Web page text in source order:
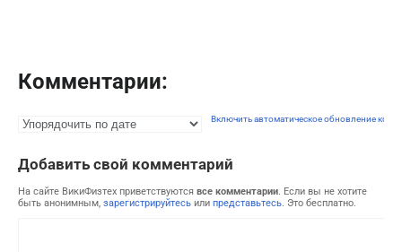
Комментарии:
Включить автоматическое обновление
Добавить свой комментарий
На сайте ВикиФизтех приветствуются все комментарии. Если вы не хотите
быть анонимным, зарегистрируйтесь или представьтесь. Это бесплатно.